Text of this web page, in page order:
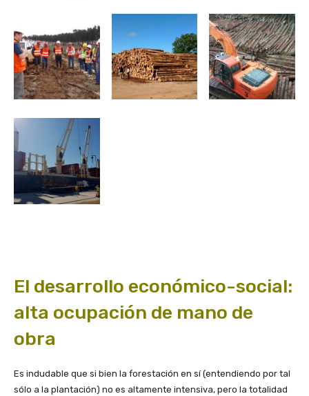
El desarrollo económico-social:
alta ocupación de mano de
obra
Es indudable que si bien la forestación en sí (entendiendo por tal
sólo a la plantación) no es altamente intensiva, pero la totalidad